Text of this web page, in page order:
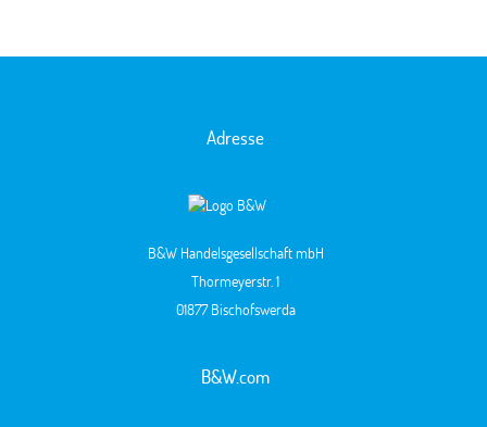
Adresse
B&W Handelsgesellschaft mbH
Thormeyerstr. 1
01877 Bischofswerda
B&W.com